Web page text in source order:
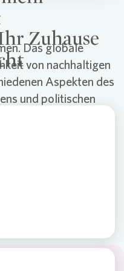
Das globale
von nachhaltigen
Aspekten des
und politischen
haben verstanden:
wichtig und kann
Wege
gehen
leisten zu können.
Zuhause